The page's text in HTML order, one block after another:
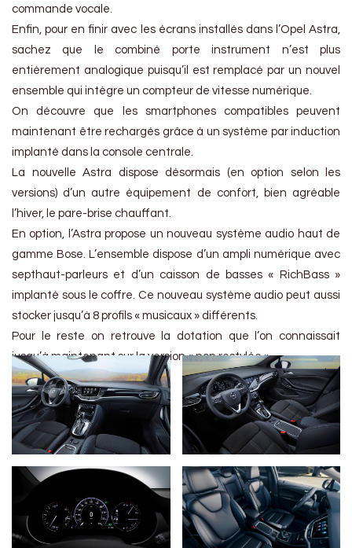
commande vocale.
Enfin, pour en finir avec les écrans installés dans l’Opel Astra,
sachez que le combiné porte instrument n’est plus
entièrement analogique puisqu’il est remplacé par un nouvel
ensemble qui intègre un compteur de vitesse numérique.
On découvre que les smartphones compatibles peuvent
maintenant être rechargés grâce à un système par induction
implanté dans la console centrale.
La nouvelle Astra dispose désormais (en option selon les
versions) d’un autre équipement de confort, bien agréable
l’hiver, le pare-brise chauffant.
En option, l’Astra propose un nouveau système audio haut de
gamme Bose. L’ensemble dispose d’un ampli numérique avec
septhaut-parleurs et d’un caisson de basses « RichBass »
implanté sous le coffre. Ce nouveau système audio peut aussi
stocker jusqu’à 8 profils « musicaux » différents.
Pour le reste on retrouve la dotation que l’on connaissait
jusqu’à maintenant sur la version « non restylée ».